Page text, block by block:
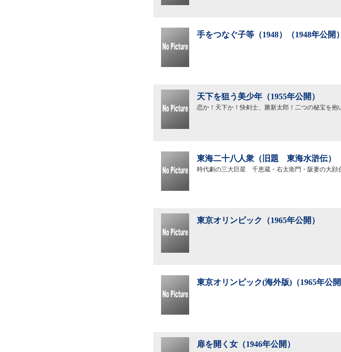
手をつなぐ子等（1948）（1948年公開）
天下を狙う美少年（1955年公開）
恋か！天下か！快剣士、勝新太郎！二つの秘宝を抱
東海二十八人衆（旧題 東海水滸伝）（
時代劇の三大巨星 千恵蔵・右太衛門・阪妻の大顔
東京オリンピック（1965年公開）
東京オリンピック(海外版)（1965年公開
扉を開く女（1946年公開）